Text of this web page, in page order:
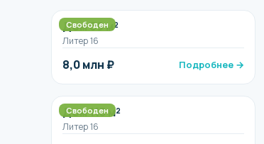
Свободен
Дом 69 м²
Литер 16
8,0 млн ₽ Подробнее →
Свободен
Дом 115 м²
Литер 16